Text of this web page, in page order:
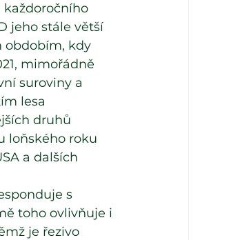
jeho stále větší
obdobím, kdy
mimořádně
suroviny a
lesa
druhů
loňského roku
a dalších
s
toho ovlivňuje i
je řezivo